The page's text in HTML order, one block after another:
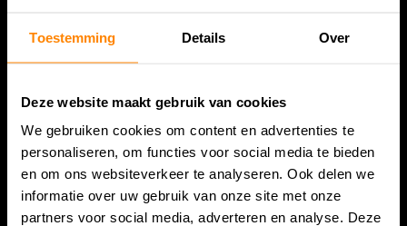
Toestemming Details Over
Deze website maakt gebruik van cookies
We gebruiken cookies om content en advertenties te
personaliseren, om functies voor social media te bieden
en om ons websiteverkeer te analyseren. Ook delen we
informatie over uw gebruik van onze site met onze
partners voor social media, adverteren en analyse. Deze
Bespanracket.nl is dé racketspecialist van Lelystad en
omstreken.
Snijdersstraat 6
8224 AA Lelystad